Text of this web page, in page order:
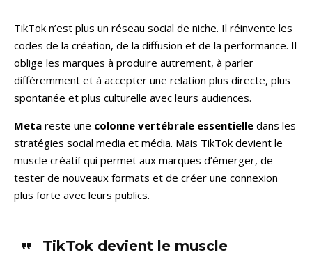
TikTok n’est plus un réseau social de niche. Il réinvente les
codes de la création, de la diffusion et de la performance. Il
oblige les marques à produire autrement, à parler
différemment et à accepter une relation plus directe, plus
spontanée et plus culturelle avec leurs audiences.
Meta reste une colonne vertébrale essentielle dans les
stratégies social media et média. Mais TikTok devient le
muscle créatif qui permet aux marques d’émerger, de
tester de nouveaux formats et de créer une connexion
plus forte avec leurs publics.
TikTok devient le muscle